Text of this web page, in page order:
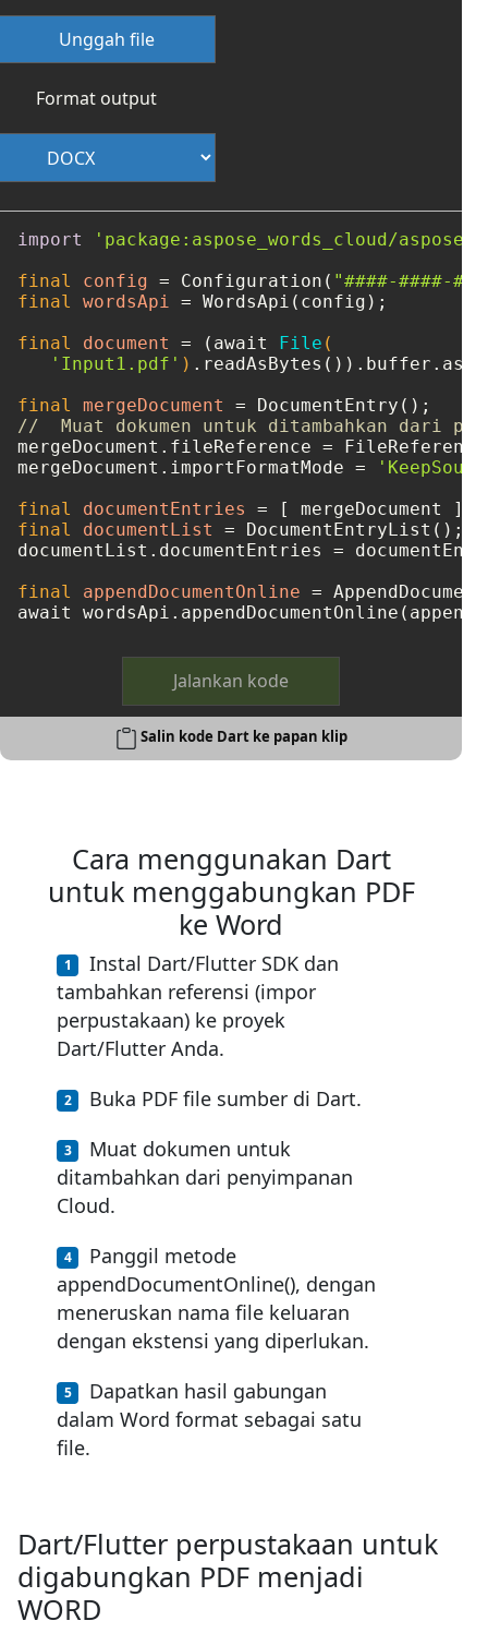
Unggah file
Format output
import
'package:aspose_words_cloud/
final
config = Configuration( "####-####-
final
wordsApi = WordsApi(config);
final
document = (await File (
'Input1.pdf' )
final
mergeDocument =
//  Muat dokumen untuk ditambahkan dari
mergeDocument.fileReference =
mergeDocument.importFormatMode =
final
documentEntries =
final
documentList = DocumentEntryList();
documentList.documentEntries =
final
appendDocumentOnline =
Jalankan kode
Salin kode Dart ke papan klip
Cara menggunakan Dart
untuk menggabungkan PDF
ke Word
Instal Dart/Flutter SDK dan
tambahkan referensi (impor
perpustakaan) ke proyek
Dart/Flutter Anda.
Buka PDF file sumber di Dart.
Muat dokumen untuk
ditambahkan dari penyimpanan
Cloud.
Panggil metode
appendDocumentOnline(), dengan
meneruskan nama file keluaran
dengan ekstensi yang diperlukan.
Dapatkan hasil gabungan
dalam Word format sebagai satu
file.
Dart/Flutter perpustakaan untuk
digabungkan PDF menjadi
WORD